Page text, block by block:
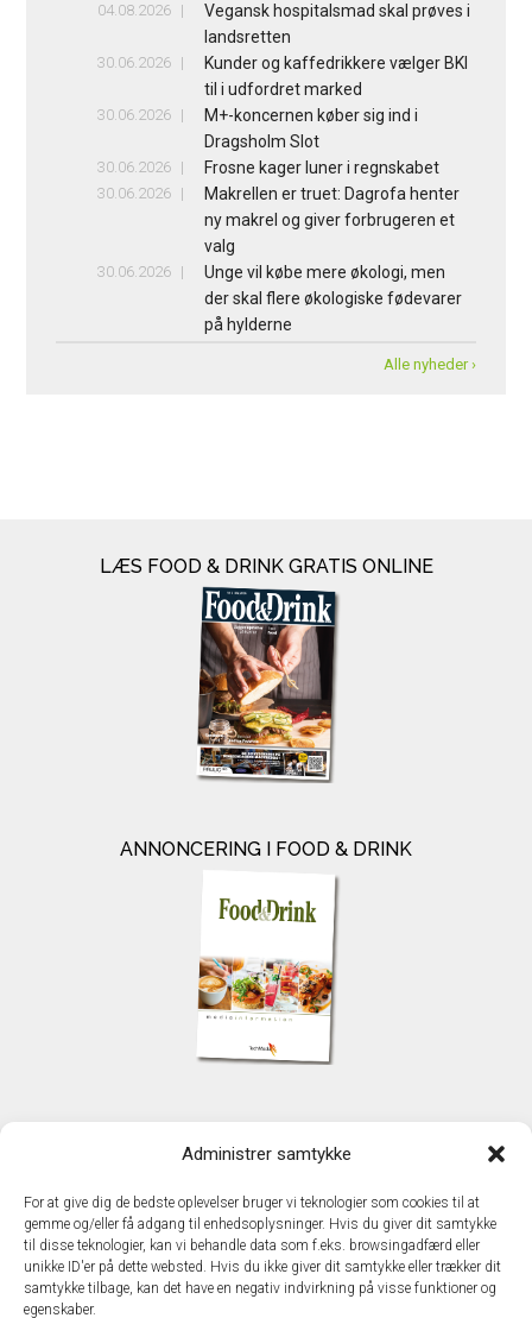
Administrer samtykke
For at give dig de bedste oplevelser bruger vi teknologier som cookies til at
gemme og/eller få adgang til enhedsoplysninger. Hvis du giver dit samtykke
til disse teknologier, kan vi behandle data som f.eks. browsingadfærd eller
unikke ID'er på dette websted. Hvis du ikke giver dit samtykke eller trækker dit
samtykke tilbage, kan det have en negativ indvirkning på visse funktioner og
egenskaber.
04.08.2026
Vegansk hospitalsmad skal prøves i
landsretten
30.06.2026
Kunder og kaffedrikkere vælger BKI
til i udfordret marked
30.06.2026
M+-koncernen køber sig ind i
Dragsholm Slot
30.06.2026 Frosne kager luner i regnskabet
30.06.2026
Makrellen er truet: Dagrofa henter
ny makrel og giver forbrugeren et
valg
30.06.2026
Unge vil købe mere økologi, men
der skal flere økologiske fødevarer
på hylderne
Alle nyheder ›
LÆS FOOD & DRINK GRATIS ONLINE
ANNONCERING I FOOD & DRINK
TechMedia A/S
DK – 2600 Glostrup
www.techmedia.dk
Telefon: +45 43 24 26 28
E-mail:info@techmedia.dk